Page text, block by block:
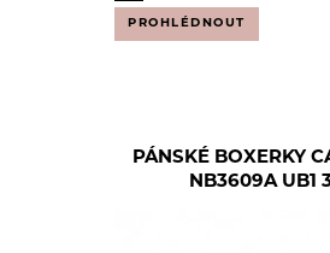
PROHLÉDNOUT
PÁNSKÉ BOXERKY
NB3609A UB1